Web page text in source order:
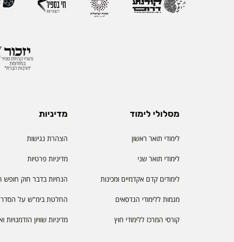
מסלולי לימוד
לימודי תואר ראשון
לימודי תואר שני
לימודים קדם אקדמיים ומכינות
מגמות ללימודי הנדסאים
קורסי המרכז ללימודי חוץ
מדיניות
הצהרת נגישות
מדיניות פרטיות
הנחיות בדבר חוק חופש
החלטת בימ"ש על הסדר
מדיניות שוויון הזדמנויות